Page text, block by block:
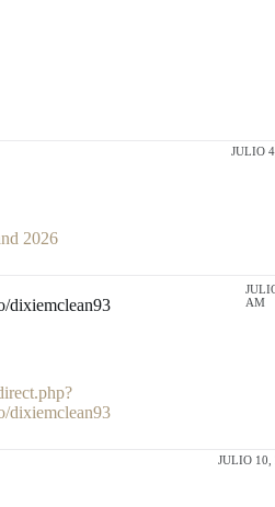
JULIO
2026
dixiemclean93
AM
dixiemclean93
JULIO 10,